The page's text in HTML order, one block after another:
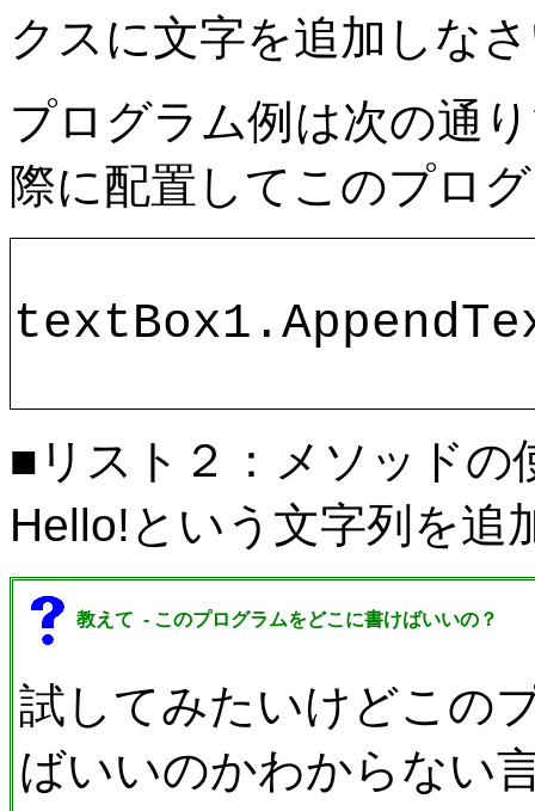
クスに文字を追加しな
プログラム例は次の通
際に配置してこのプロ
■リスト２：メソッドの
Hello!という文字列を追
教えて - このプログラムをどこに書けばいいの？
試してみたいけどこの
ばいいのかわからない